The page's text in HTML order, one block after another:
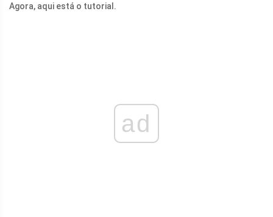
Agora, aqui está o tutorial.
ad